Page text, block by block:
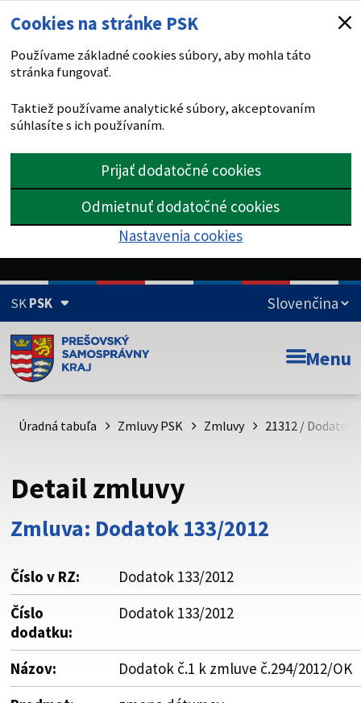
Cookies na stránke PSK
Používame základné cookies súbory, aby mohla táto
stránka fungovať.
Taktiež používame analytické súbory, akceptovaním
súhlasíte s ich používaním.
Prijať dodatočné cookies
Odmietnuť dodatočné cookies
Nastavenia cookies
SKPSK
Doména psk.sk je oficiálna
Toto je oficiálna webová stránka Prešovského
psk.sk.
Buďte pozorní a vždy sa uistite, že zdieľate informácie iba
cez zabezpečenú webovú stránku. Zabezpečená stránka
vždy začína https:// pred názvom domény webového sídla.
Menu
Úradná tabuľa Zmluvy PSK Zmluvy 21312 / Dodatok
Detail zmluvy
Zmluva: Dodatok 133/2012
Číslo v RZ:
Dodatok 133/2012
Číslo
dodatku:
Dodatok 133/2012
Názov:
Dodatok č.1 k zmluve č.294/2012/OK